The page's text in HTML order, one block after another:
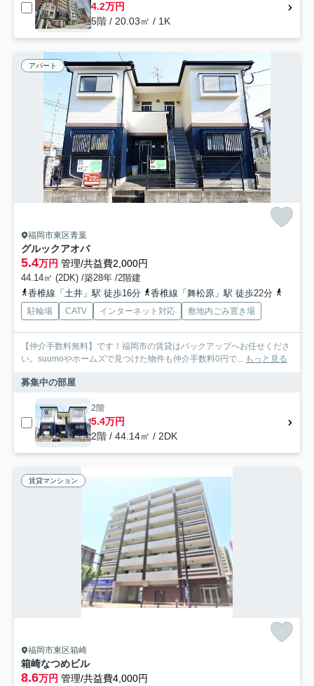
4.2万円
5階 / 20.03㎡ / 1K
アパート
福岡市東区青葉
グルックアオバ
5.4万円 管理/共益費2,000円
44.14㎡ (2DK) /築28年 /2階建
香椎線「土井」駅 徒歩16分
香椎線「舞松原」駅 徒歩22分
駐輪場 CATV インターネット対応 敷地内ごみ置き場
【仲介手数料無料】です！福岡市の賃貸はバックアップへお任せくださ
い。suumoやホームズで見つけた物件も仲介手数料0円で... もっと見る
募集中の部屋
2階
5.4万円
2階 / 44.14㎡ / 2DK
賃貸マンション
福岡市東区箱崎
箱崎なつめビル
8.6万円 管理/共益費4,000円